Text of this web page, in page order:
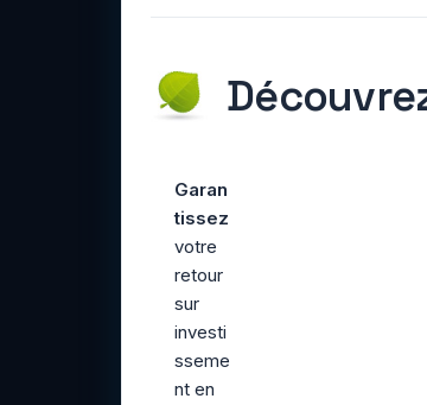
Garan
tissez
votre
retour
sur
investi
sseme
nt en